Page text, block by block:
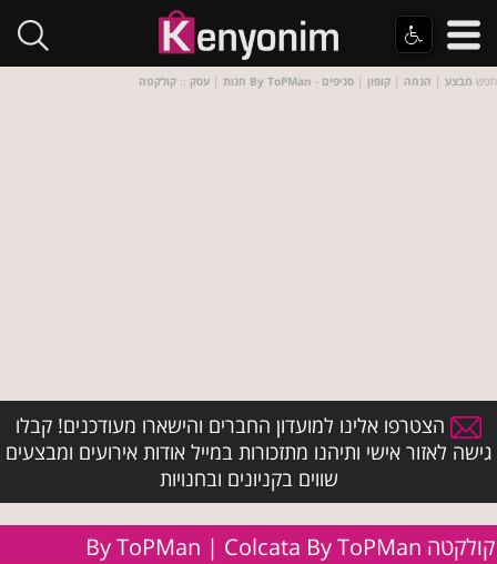
חנות | עסק :: קולקטה By ToPMan - חפש מבצע | הנחה | קופון | סניפים
הצטרפו אלינו למועדון החברים והישארו מעודכנים! קבלו
גישה לאזור אישי ותיהנו מתזכורות במייל אודות אירועים ומבצעים
שווים בקניונים ובחנויות
קולקטה By ToPMan | Colcata By ToPMan